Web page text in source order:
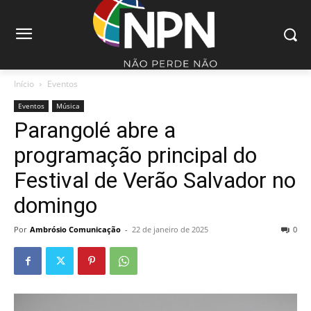
Início Eventos
Eventos Música
Parangolé abre a
programação principal do
Festival de Verão Salvador no
domingo
Por Ambrósio Comunicação - 22 de janeiro de 2025 0